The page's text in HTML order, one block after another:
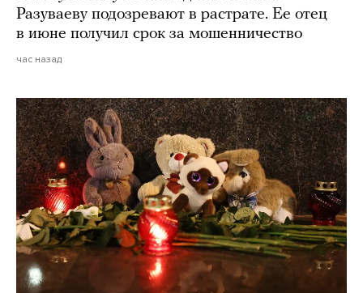
Разуваеву подозревают в растрате. Ее отец
в июне получил срок за мошенничество
час назад